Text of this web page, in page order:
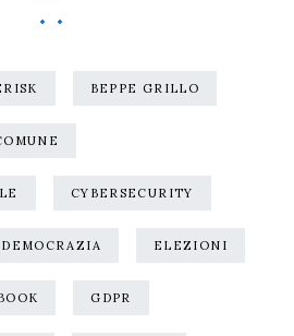
BEPPE GRILLO
CYBERSECURITY
DEMOCRAZIA ELEZIONI
GDPR